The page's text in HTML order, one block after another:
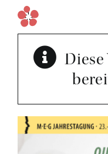
Zum
Inhalt
springen